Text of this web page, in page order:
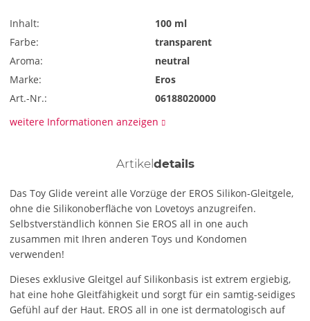
Inhalt:
100 ml
Farbe:
transparent
Aroma:
neutral
Marke:
Eros
Art.-Nr.:
06188020000
weitere Informationen anzeigen
Artikeldetails
Das Toy Glide vereint alle Vorzüge der EROS Silikon-Gleitgele,
ohne die Silikonoberfläche von Lovetoys anzugreifen.
Selbstverständlich können Sie EROS all in one auch
zusammen mit Ihren anderen Toys und Kondomen
verwenden!
Dieses exklusive Gleitgel auf Silikonbasis ist extrem ergiebig,
hat eine hohe Gleitfähigkeit und sorgt für ein samtig-seidiges
Gefühl auf der Haut. EROS all in one ist dermatologisch auf